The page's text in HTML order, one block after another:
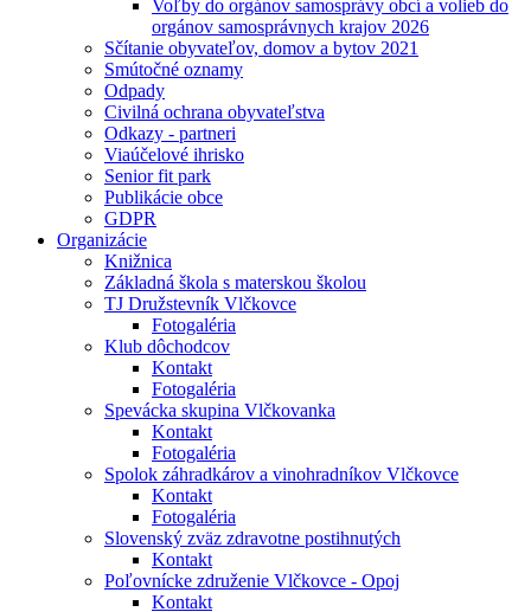
Voľby do orgánov samosprávy obcí a volieb do
orgánov samosprávnych krajov 2026
Sčítanie obyvateľov, domov a bytov 2021
Smútočné oznamy
Odpady
Civilná ochrana obyvateľstva
Odkazy - partneri
Viaúčelové ihrisko
Senior fit park
Publikácie obce
GDPR
Organizácie
Knižnica
Základná škola s materskou školou
TJ Družstevník Vlčkovce
Fotogaléria
Klub dôchodcov
Kontakt
Fotogaléria
Spevácka skupina Vlčkovanka
Kontakt
Fotogaléria
Spolok záhradkárov a vinohradníkov Vlčkovce
Kontakt
Fotogaléria
Slovenský zväz zdravotne postihnutých
Kontakt
Poľovnícke združenie Vlčkovce - Opoj
Kontakt